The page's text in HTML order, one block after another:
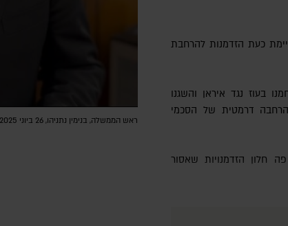
כעת הזדמנות להרחבת
בעוז נגד איראן והשגנו
דרמטית של הסכמי
ראש הממשלה, בנימין נתניהו, 26 ביוני 2025 | צילום מסך